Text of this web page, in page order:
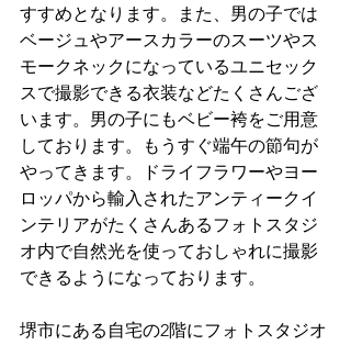
すすめとなります。また、男の子では
ベージュやアースカラーのスーツやス
モークネックになっているユニセック
スで撮影できる衣装などたくさんござ
います。男の子にもベビー袴をご用意
しております。もうすぐ端午の節句が
やってきます。ドライフラワーやヨー
ロッパから輸入されたアンティークイ
ンテリアがたくさんあるフォトスタジ
オ内で自然光を使っておしゃれに撮影
できるようになっております。
堺市にある自宅の2階にフォトスタジオ